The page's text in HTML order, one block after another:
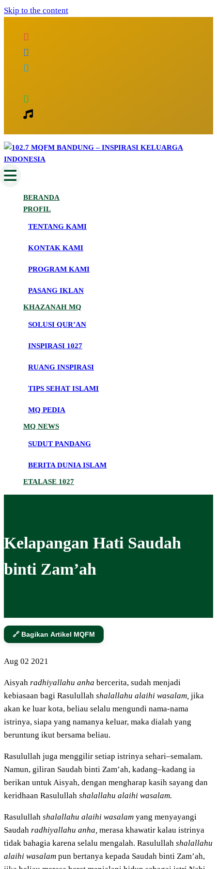
Skip to the content
102.7 MQFM Bandung – Inspirasi
Keluarga Indonesia
Inspirasi Keluarga Indonesia
BERANDA
PROFIL
TENTANG KAMI
KONTAK KAMI
PROGRAM KAMI
PASANG IKLAN
KHAZANAH MQ
SOLUSI QUR’AN
INSPIRASI 1027
RUANG INSPIRASI
TIPS SEHAT ISLAMI
MQ PEDIA
MQ NEWS
SUDUT PANDANG
BERITA DUNIA ISLAM
ETALASE 1027
Kelapangan Hati Saudah
binti Zam’ah
🔗 Bagikan Artikel MQFM
Aug 02 2021
Aisyah radhiyallahu anha bercerita, sudah menjadi
kebiasaan bagi Rasulullah shalallahu alaihi wasalam, jika
akan ke luar kota, beliau selalu mengundi nama-nama
istrinya, siapa yang namanya keluar, maka dialah yang
beruntung ikut bersama beliau.
Rasulullah juga menggilir setiap istrinya sehari–semalam.
Namun, giliran Saudah binti Zam’ah, kadang–kadang ia
berikan untuk Aisyah, dengan mengharap kasih sayang dan
keridhaan Rasulullah shalallahu alaihi wasalam.
Rasulullah shalallahu alaihi wasalam yang menyayangi
Saudah radhiyallahu anha, merasa khawatir kalau istrinya
tidak bahagia karena selalu mengalah. Rasulullah shalallahu
alaihi wasalam pun bertanya kepada Saudah binti Zam’ah,